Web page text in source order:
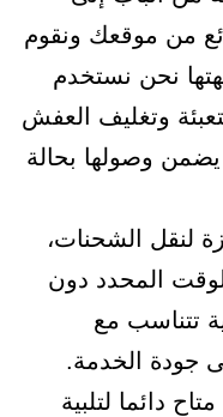
من موقعك ونقوم
نحن نستخدم
وتغليف العفش
وصولها بحالة
لنقل الشحنات،
المحدد دون
تتناسب مع
جودة الخدمة.
دائما لتلبية